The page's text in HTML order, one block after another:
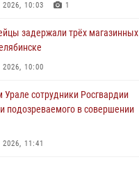
2026, 10:03 1
задержали трёх магазинных
2026, 10:00
сотрудники Росгвардии
подозреваемого в совершении
11:41